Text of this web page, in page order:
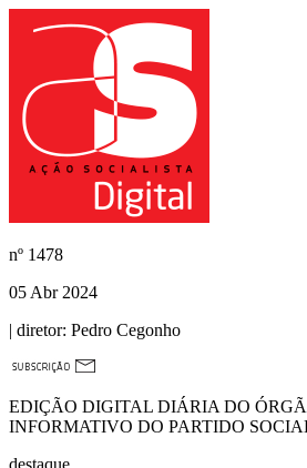
nº 1478
05 Abr 2024
| diretor: Pedro Cegonho
EDIÇÃO DIGITAL DIÁRIA DO
INFORMATIVO DO PARTIDO
destaque